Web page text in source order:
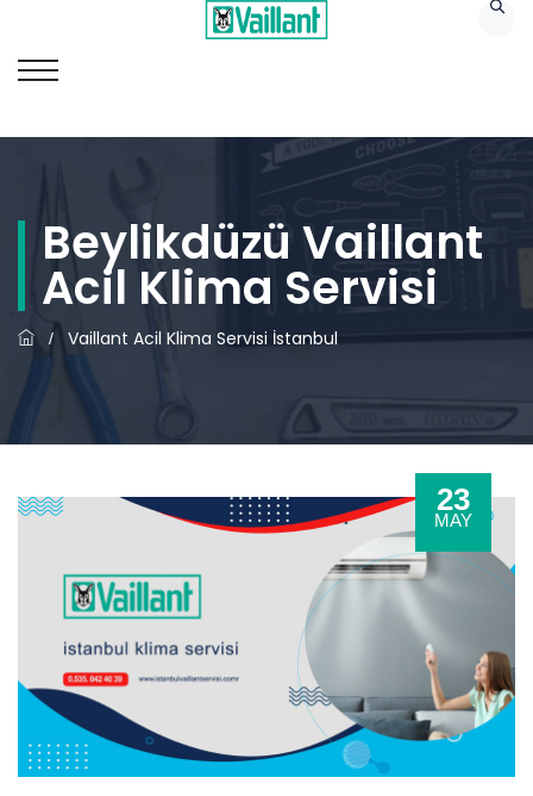
Beylikdüzü Vaillant
Acil Klima Servisi
/ Vaillant Acil Klima Servisi İstanbul
23
MAY